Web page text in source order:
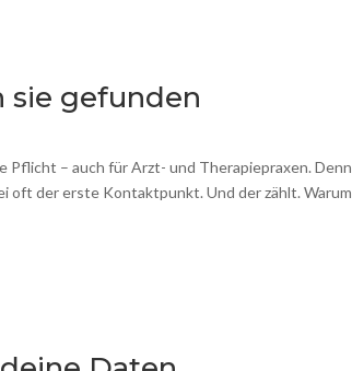
sie gefunden
– auch für Arzt- und Therapiepraxen. Denn
oft der erste Kontaktpunkt. Und der zählt. Warum